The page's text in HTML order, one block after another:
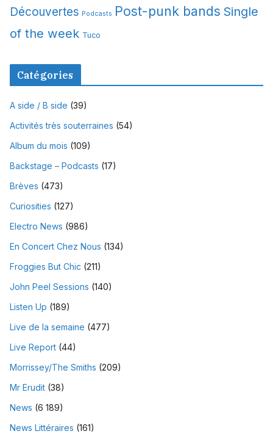
Découvertes Podcasts Post-punk bands Single
of the week Tuco
Catégories
A side / B side (39)
Activités très souterraines (54)
Album du mois (109)
Backstage – Podcasts (17)
Brèves (473)
Curiosities (127)
Electro News (986)
En Concert Chez Nous (134)
Froggies But Chic (211)
John Peel Sessions (140)
Listen Up (189)
Live de la semaine (477)
Live Report (44)
Morrissey/The Smiths (209)
Mr Erudit (38)
News (6 189)
News Littéraires (161)